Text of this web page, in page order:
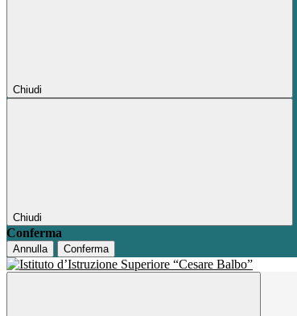
Chiudi
Chiudi
Conferma
Annulla Conferma